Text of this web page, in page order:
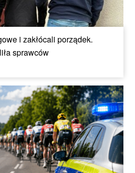
i zakłócali porządek.
sprawców